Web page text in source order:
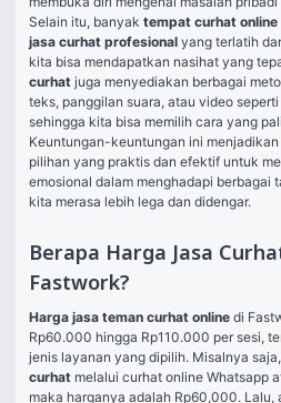
Selain itu, banyak tempat curhat online
jasa curhat profesional yang terlatih
kita bisa mendapatkan nasihat yang
curhat juga menyediakan berbagai
teks, panggilan suara, atau video
sehingga kita bisa memilih cara yang
Keuntungan-keuntungan ini menjadikan
pilihan yang praktis dan efektif untuk
emosional dalam menghadapi berbagai
kita merasa lebih lega dan didengar.
Berapa Harga Jasa
Fastwork?
Harga jasa teman curhat online di
Rp60.000 hingga Rp110.000 per sesi,
jenis layanan yang dipilih​. Misalnya
curhat melalui curhat online Whatsapp
maka harganya adalah Rp60,000. Lalu,